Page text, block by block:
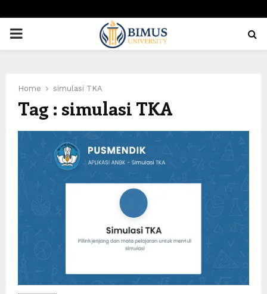
PRIMARY
Home simulasi TKA
Tag : simulasi TKA